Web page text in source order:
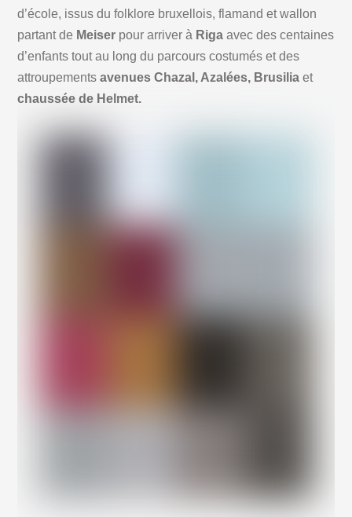
d’école, issus du folklore bruxellois, flamand et wallon
partant de Meiser pour arriver à Riga avec des centaines
d’enfants tout au long du parcours costumés et des
attroupementsavenues Chazal, Azalées, Brusilia et
chaussée de Helmet.